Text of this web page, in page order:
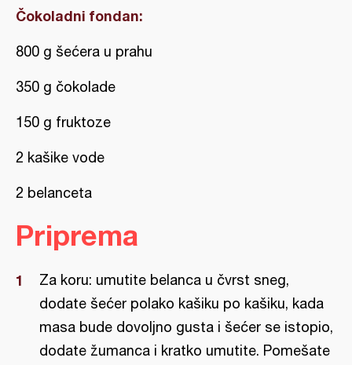
Čokoladni fondan:
800 g šećera u prahu
350 g čokolade
150 g fruktoze
2 kašike vode
2 belanceta
Priprema
Za koru: umutite belanca u čvrst sneg,
dodate šećer polako kašiku po kašiku, kada
masa bude dovoljno gusta i šećer se istopio,
dodate žumanca i kratko umutite. Pomešate